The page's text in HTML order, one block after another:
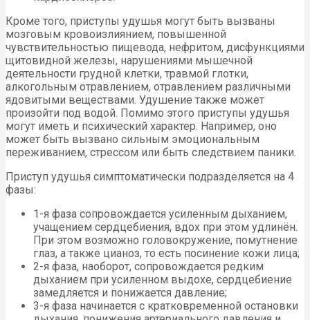
Кроме того, приступы удушья могут быть вызваны
мозговым кровоизлиянием, повышенной
чувствительностью пищевода, нефритом, дисфункциями
щитовидной железы, нарушениями мышечной
деятельности грудной клетки, травмой глотки,
алкогольным отравлением, отравлением различными
ядовитыми веществами. Удушение также может
произойти под водой. Помимо этого приступы удушья
могут иметь и психический характер. Например, оно
может быть вызвано сильным эмоциональным
переживанием, стрессом или быть следствием паники.
Приступ удушья симптоматически подразделяется на 4
фазы:
1-я фаза сопровождается усиленным дыханием,
учащением сердцебиения, вдох при этом удлинён.
При этом возможно головокружение, помутнение
глаз, а также цианоз, то есть посинение кожи лица;
2-я фаза, наоборот, сопровождается редким
дыханием при усиленном выдохе, сердцебиение
замедляется и понижается давление;
3-я фаза начинается с кратковременной остановки